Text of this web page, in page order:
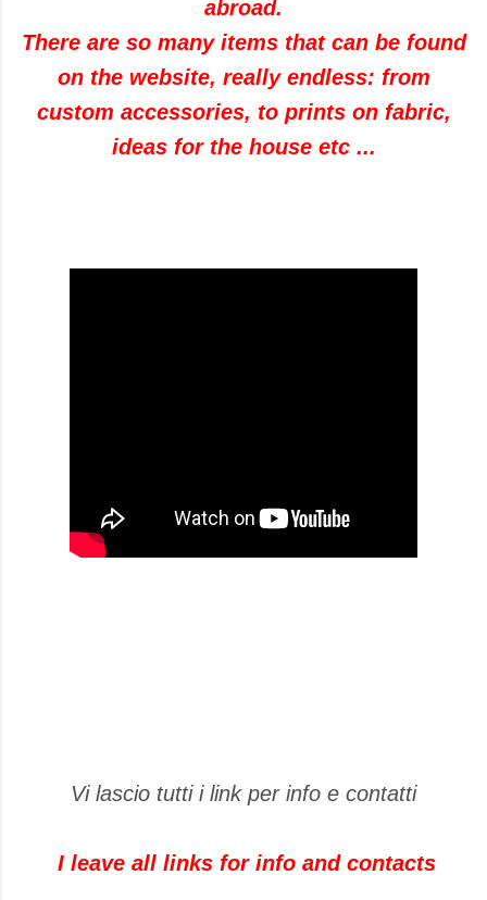
abroad.
There are so many items that can be found
on the website, really endless: from
custom accessories, to prints on fabric,
ideas for the house etc ...
Vi lascio tutti i link per info e contatti
I leave all links for info and contacts